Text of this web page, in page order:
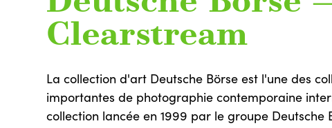
Clearstream
La collection d'art Deutsche Börse est l'une des
importantes de photographie contemporaine
collection lancée en 1999 par le groupe Deutsche